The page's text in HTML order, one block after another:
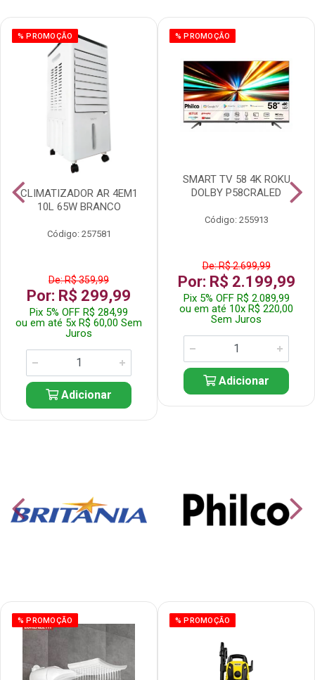
% PROMOÇÃO
CLIMATIZADOR AR 4EM1
10L 65W BRANCO
Código: 257581
De: R$ 359,99
Por: R$ 299,99
Pix 5% OFF R$ 284,99
ou em até 5x R$ 60,00 Sem
Juros
Adicionar
% PROMOÇÃO
SMART TV 58 4K ROKU
DOLBY P58CRALED
Código: 255913
De: R$ 2.699,99
Por: R$ 2.199,99
Pix 5% OFF R$ 2.089,99
ou em até 10x R$ 220,00
Sem Juros
Adicionar
% PROMOÇÃO % PROMOÇÃO